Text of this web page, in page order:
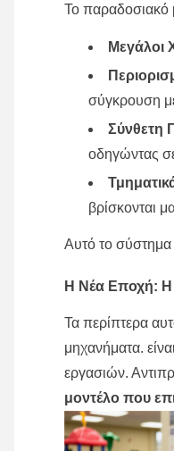
Το παραδοσιακό
Μεγάλοι
σύγκρουση
Σύνθετη
οδηγώντας
βρίσκονται
Αυτό το σύστημα
Η Νέα Εποχή: Η
Τα περίπτερα
μηχανήματα.
εργασιών.
μοντέλο που